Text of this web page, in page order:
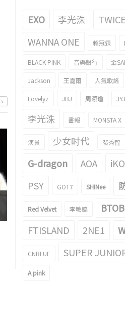
以兔子耳朵攻擊(?)瑉周的IZONE 元英
2018/11/13
EXO 李光洙 TWICE
WANNA ONE 賴冠霖
BLACK PINK 音樂銀行 金
Jackson 王嘉爾 人氣歌謠
Lovelyz JBJ 周潔瓊 JYJ
李光洙 畫報 MONSTA X
演員 少女时代 裴秀智
G-dragon AOA
PSY
GOT7 SHINee
Red Velvet 李敏鎬 BTOB
FTISLAND
2NE1
CNBLUE SUPER
A pink